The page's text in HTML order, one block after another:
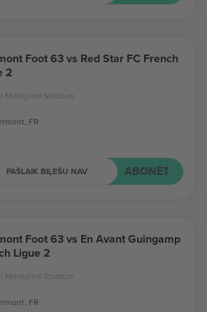
Foot 63 vs Red Star FC French
2
Montpied Stadium
FR
PAŠLAIK BIĻEŠU NAV ABONĒT
Foot 63 vs En Avant Guingamp
Ligue 2
Montpied Stadium
FR